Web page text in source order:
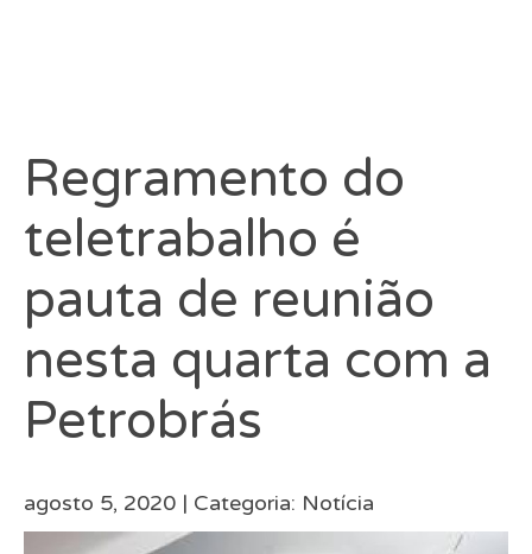
Regramento do
teletrabalho é
pauta de reunião
nesta quarta com a
Petrobrás
agosto 5, 2020 | Categoria: Notícia